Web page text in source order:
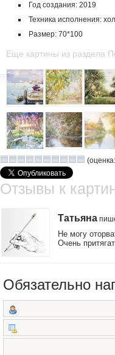
Год создания: 2019
Техника исполнения:
Размер: 70*100
Еще картины из раздела
(оценка:
Отзывы к
Татьяна
Не могу
Очень
Обязательно